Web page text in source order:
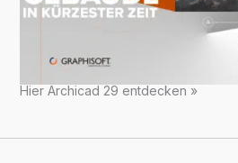
Hier Archicad 29 entdecken »